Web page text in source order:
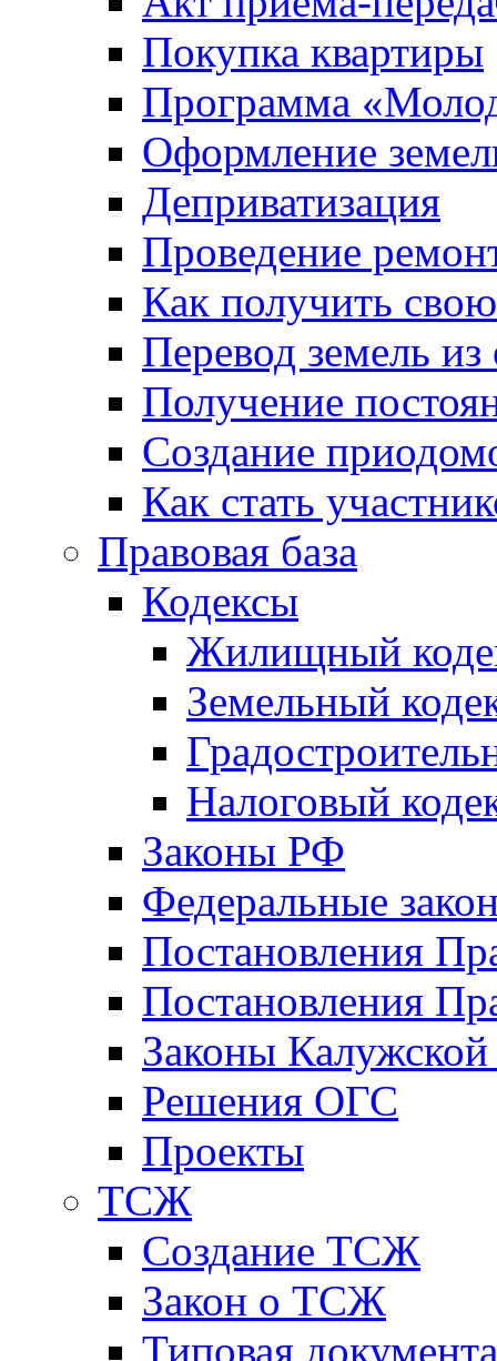
Покупка квартиры
Программа
Оформление
Деприватизация
Проведение
Как получить
Перевод земель
Получение
Создание
Как стать
Правовая база
Кодексы
Жилищный
Земельный
Налоговый
Законы РФ
Федеральные
Постановления
Постановления
Законы Калужской
Решения ОГС
Проекты
ТСЖ
Создание ТСЖ
Закон о ТСЖ
Типовая